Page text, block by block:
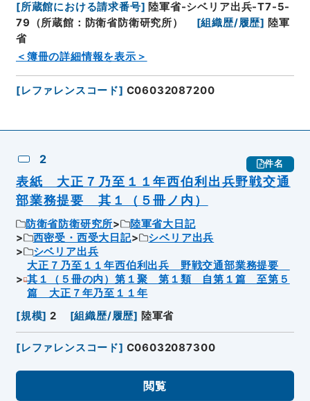
[所蔵館における請求番号] 陸軍省-シベリア出兵-T7-5-
79（所蔵館：防衛省防衛研究所）
[組織歴/履歴] 陸軍
省
＜簿冊の詳細情報を表示＞
[レファレンスコード] C06032087200
2 件名
表紙 大正７乃至１１年西伯利出兵野戦交通
部業務提要 其１（５冊ノ内）
防衛省防衛研究所
陸軍省大日記
西密受・西受大日記
シベリア出兵
シベリア出兵
大正７乃至１１年西伯利出兵 野戦交通部業務提要
其１（５冊の内）第１聚 第１類 自第１篇 至第５
篇 大正７年乃至１１年
[規模] 2 [組織歴/履歴] 陸軍省
[レファレンスコード] C06032087300
閲覧